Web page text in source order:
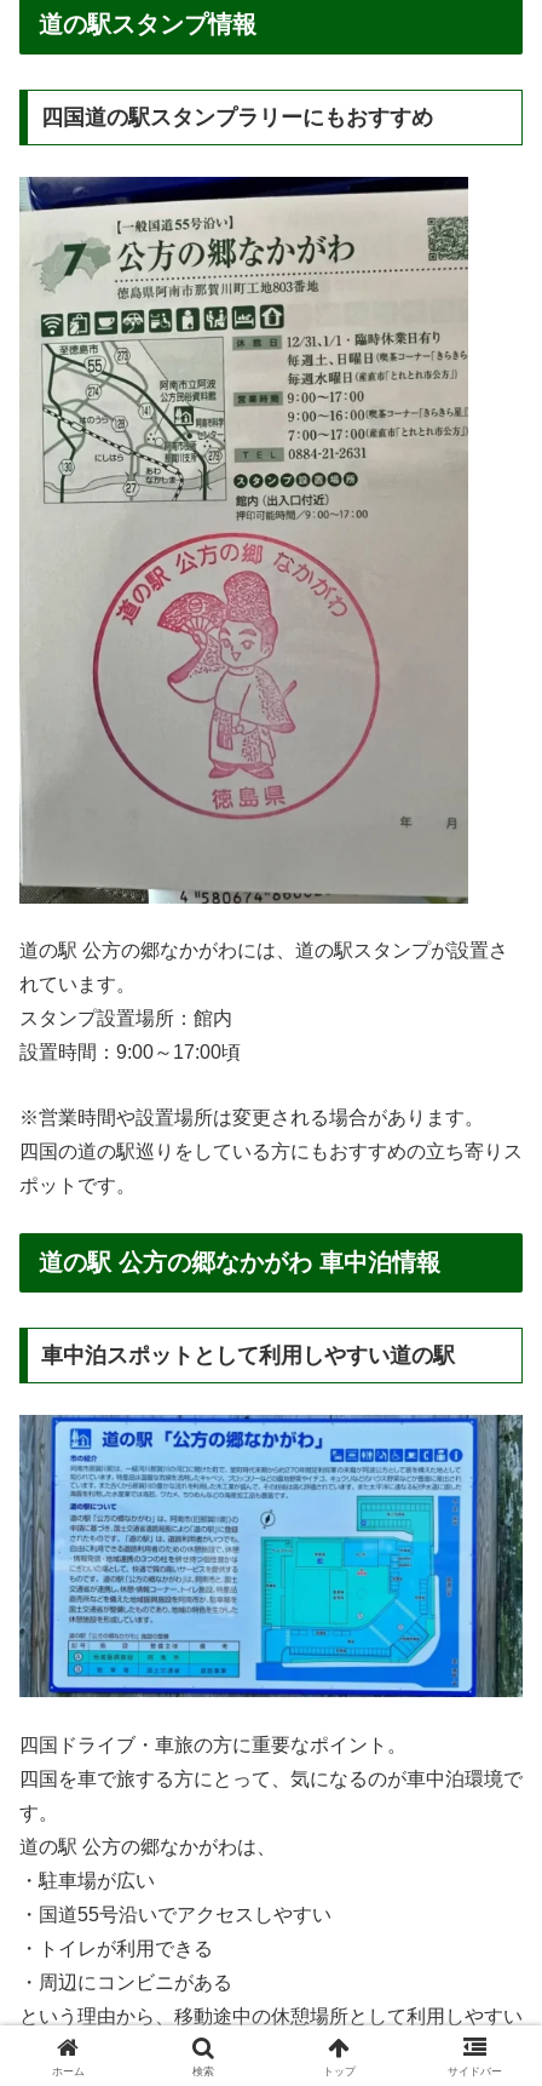
道の駅スタンプ情報
四国道の駅スタンプラリーにもおすすめ
道の駅 公方の郷なかがわには、道の駅スタンプが設置さ
れています。
スタンプ設置場所：館内
設置時間：9:00～17:00頃
※営業時間や設置場所は変更される場合があります。
四国の道の駅巡りをしている方にもおすすめの立ち寄りス
ポットです。
道の駅 公方の郷なかがわ 車中泊情報
車中泊スポットとして利用しやすい道の駅
四国ドライブ・車旅の方に重要なポイント。
四国を車で旅する方にとって、気になるのが車中泊環境で
す。
道の駅 公方の郷なかがわは、
・駐車場が広い
・国道55号沿いでアクセスしやすい
・トイレが利用できる
・周辺にコンビニがある
という理由から、移動途中の休憩場所として利用しやすい
道の駅です。
ホーム 検索 トップ サイドバー